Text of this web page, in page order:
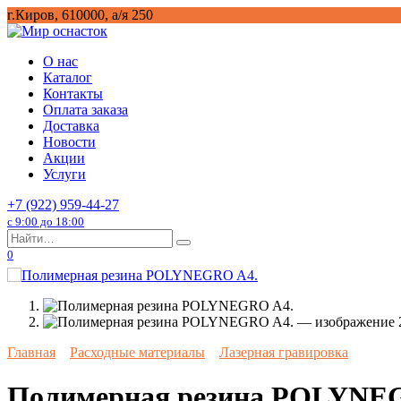
Перейти
к
г.Киров, 610000, а/я 250
О нас
Каталог
Контакты
Оплата заказа
Доставка
Новости
Акции
Услуги
+7 (922) 959-44-27
с 9:00 до 18:00
Search
for:
0
Главная Расходные материалы Лазерная гравировка